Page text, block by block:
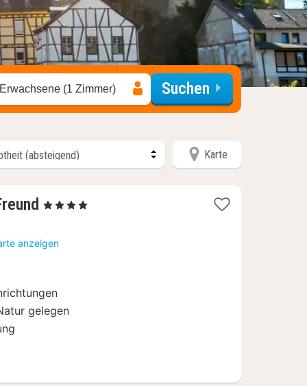
(1 Zimmer) Suchen
Karte
1
ab
190,80
, 4 Sterne
anzeigen
gelegen